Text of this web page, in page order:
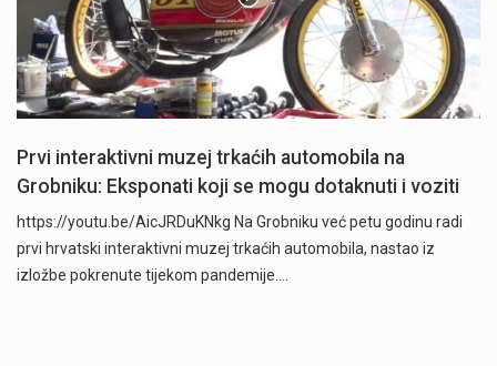
Prvi interaktivni muzej trkaćih automobila na
Grobniku: Eksponati koji se mogu dotaknuti i voziti
https://youtu.be/AicJRDuKNkg Na Grobniku već petu godinu radi
prvi hrvatski interaktivni muzej trkaćih automobila, nastao iz
izložbe pokrenute tijekom pandemije.…